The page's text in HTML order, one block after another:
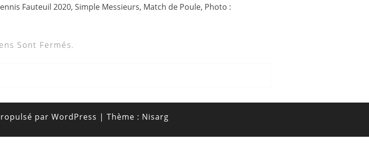
Fauteuil 2020, Simple Messieurs, Match de Poule, Photo :
Sont Fermés.
par WordPress | Thème : Nisarg